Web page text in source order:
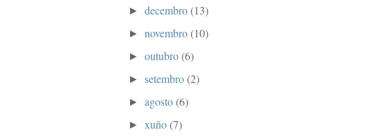
►decembro(13)
►novembro(10)
►outubro(6)
►setembro(2)
►agosto(6)
►xuño(7)